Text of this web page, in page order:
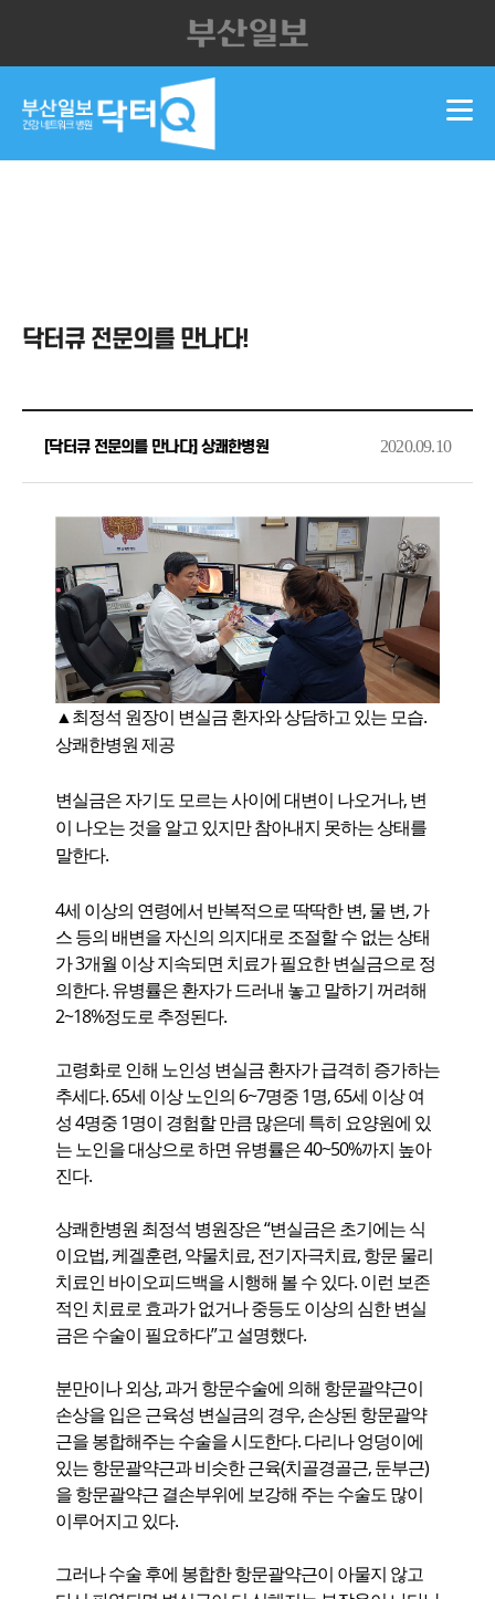
닥터큐 전문의를 만나다!
[닥터큐 전문의를 만나다] 상쾌한병원 2020.09.10
▲최정석 원장이 변실금 환자와 상담하고 있는 모습.
상쾌한병원 제공
변실금은 자기도 모르는 사이에 대변이 나오거나, 변
이 나오는 것을 알고 있지만 참아내지 못하는 상태를
말한다.
4세 이상의 연령에서 반복적으로 딱딱한 변, 물 변, 가
스 등의 배변을 자신의 의지대로 조절할 수 없는 상태
가 3개월 이상 지속되면 치료가 필요한 변실금으로 정
의한다. 유병률은 환자가 드러내 놓고 말하기 꺼려해
2~18%정도로 추정된다.
고령화로 인해 노인성 변실금 환자가 급격히 증가하는
추세다. 65세 이상 노인의 6~7명중 1명, 65세 이상 여
성 4명중 1명이 경험할 만큼 많은데 특히 요양원에 있
는 노인을 대상으로 하면 유병률은 40~50%까지 높아
진다.
상쾌한병원 최정석 병원장은 “변실금은 초기에는 식
이요법, 케겔훈련, 약물치료, 전기자극치료, 항문 물리
치료인 바이오피드백을 시행해 볼 수 있다. 이런 보존
적인 치료로 효과가 없거나 중등도 이상의 심한 변실
금은 수술이 필요하다”고 설명했다.
분만이나 외상, 과거 항문수술에 의해 항문괄약근이
손상을 입은 근육성 변실금의 경우, 손상된 항문괄약
근을 봉합해주는 수술을 시도한다. 다리나 엉덩이에
있는 항문괄약근과 비슷한 근육(치골경골근, 둔부근)
을 항문괄약근 결손부위에 보강해 주는 수술도 많이
이루어지고 있다.
그러나 수술 후에 봉합한 항문괄약근이 아물지 않고